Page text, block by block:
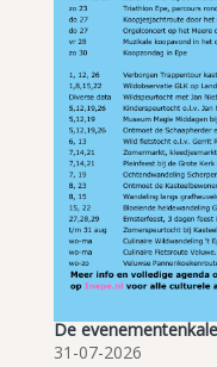
De
31-07-2026